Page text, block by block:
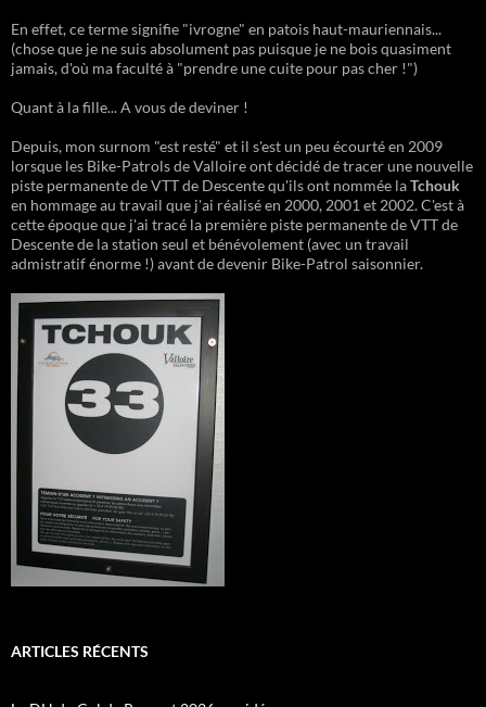
En effet, ce terme signifie "ivrogne" en patois haut-mauriennais...
(chose que je ne suis absolument pas puisque je ne bois quasiment
jamais, d'où ma faculté à "prendre une cuite pour pas cher !")
Quant à la fille... A vous de deviner !
Depuis, mon surnom "est resté" et il s'est un peu écourté en 2009
lorsque les Bike-Patrols de Valloire ont décidé de tracer une nouvelle
piste permanente de VTT de Descente qu'ils ont nommée laTchouk
en hommage au travail que j'ai réalisé en 2000, 2001 et 2002. C'est à
cette époque que j'ai tracé la première piste permanente de VTT de
Descente de la station seul et bénévolement (avec un travail
admistratif énorme !) avant de devenir Bike-Patrol saisonnier.
ARTICLES RÉCENTS